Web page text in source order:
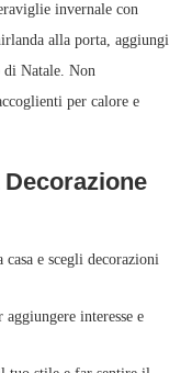
invernale con
alla porta, aggiungi
Natale. Non
per calore e
e scegli decorazioni
interesse e